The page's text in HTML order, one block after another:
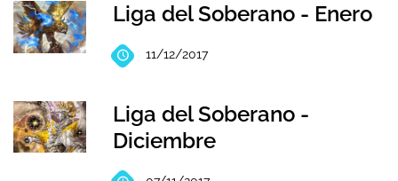
Liga del Soberano - Enero
11/12/2017
Liga del Soberano -
Diciembre